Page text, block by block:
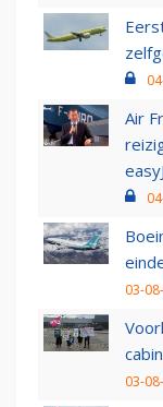
Air
03-
03-